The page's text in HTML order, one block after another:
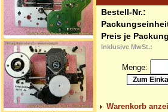
Bestell-Nr.:
Preis je
Inklusive MwSt.:
Menge:
Warenkorb